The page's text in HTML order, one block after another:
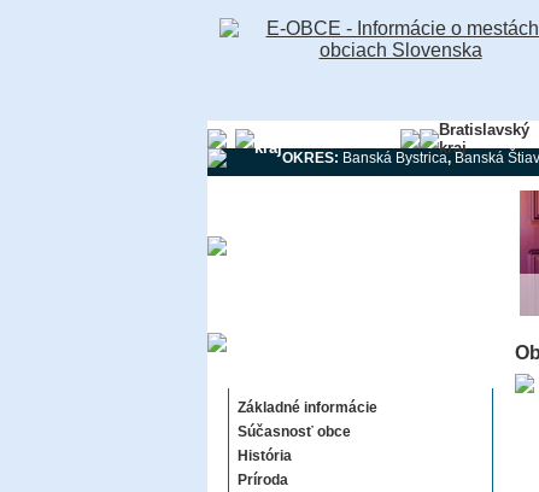
kraj
Bratislavský
kraj
OKRES: Banská Bystrica, Banská
Základné informácie
Súčasnosť obce
História
Príroda